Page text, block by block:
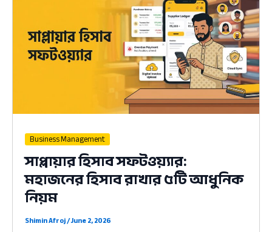
Business Management
সাপ্লায়ার হিসাব সফটওয়্যার:
মহাজনের হিসাব রাখার ৫টি আধুনিক
নিয়ম
Shimin Afroj/June 2, 2026